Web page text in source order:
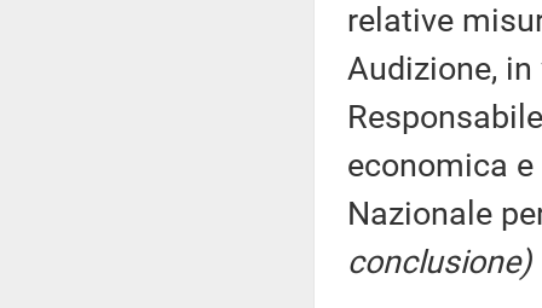
relative
Audizione,
economica
Nazionale
conclusione)